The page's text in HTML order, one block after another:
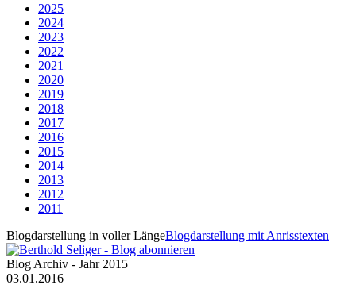
2025
2024
2023
2022
2021
2020
2019
2018
2017
2016
2015
2014
2013
2012
2011
Blogdarstellung in voller LängeBlogdarstellung mit Anrisstexten
Blog Archiv - Jahr 2015
03.01.2016